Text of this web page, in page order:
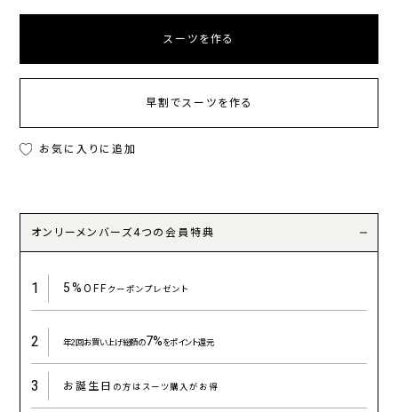
スーツを作る
早割でスーツを作る
お気に入りに追加
オンリーメンバーズ4つの会員特典
1 5%OFFクーポンプレゼント
2 年2回お買い上げ総額の7%をポイント還元
3 お誕生日 の方はスーツ購入がお得